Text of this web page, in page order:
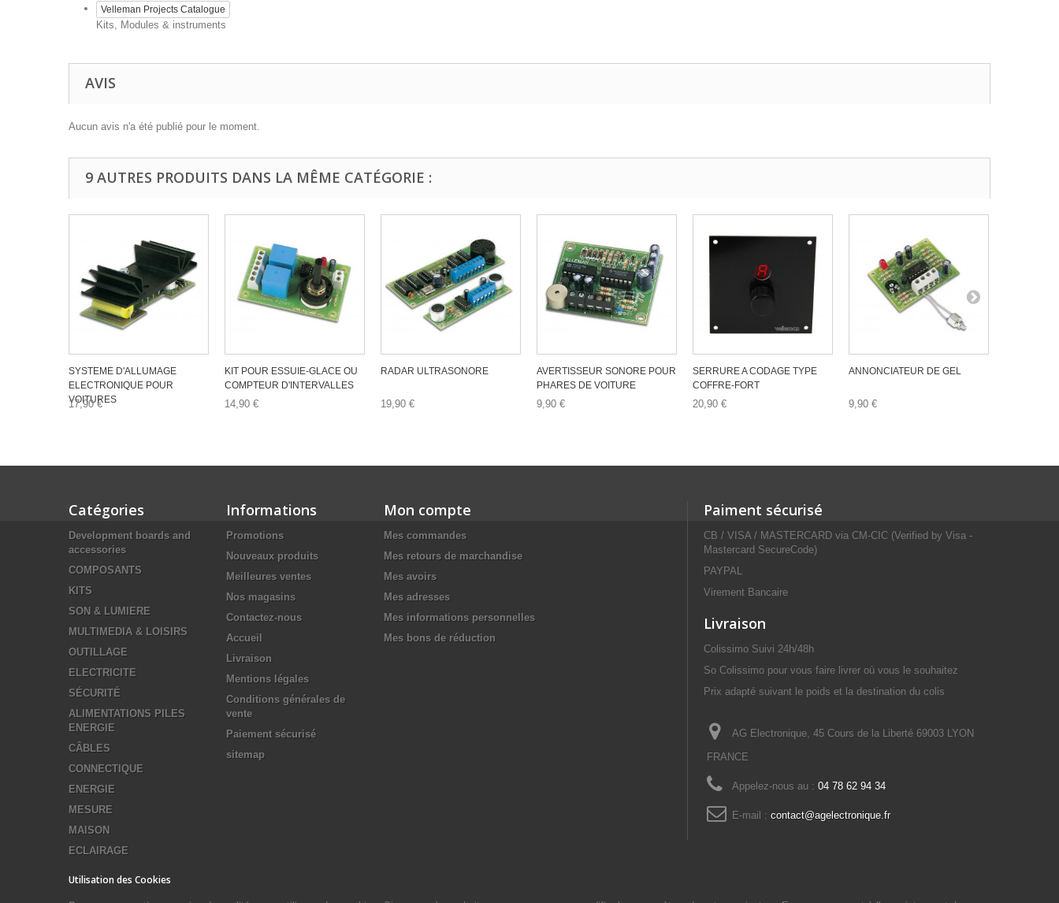
Velleman Projects Catalogue
Kits, Modules & instruments
AVIS
Aucun avis n'a été publié pour le moment.
9 AUTRES PRODUITS DANS LA MÊME CATÉGORIE :
SYSTEME D'ALLUMAGE
ELECTRONIQUE POUR
VOITURES
17,90 €
KIT POUR ESSUIE-GLACE OU
COMPTEUR D'INTERVALLES
14,90 €
RADAR ULTRASONORE
19,90 €
AVERTISSEUR SONORE POUR
PHARES DE VOITURE
9,90 €
SERRURE A CODAGE TYPE
COFFRE-FORT
20,90 €
ANNONCIATEUR DE GEL
9,90 €
Catégories
Development boards and
accessories
COMPOSANTS
KITS
SON & LUMIERE
MULTIMEDIA & LOISIRS
OUTILLAGE
ELECTRICITE
SÉCURITÉ
ALIMENTATIONS PILES
ENERGIE
CÂBLES
CONNECTIQUE
ENERGIE
MESURE
MAISON
ECLAIRAGE
Informations
Promotions
Nouveaux produits
Meilleures ventes
Nos magasins
Contactez-nous
Accueil
Livraison
Mentions légales
Conditions générales de
vente
Paiement sécurisé
sitemap
Mon compte
Mes commandes
Mes retours de marchandise
Mes avoirs
Mes adresses
Mes informations personnelles
Mes bons de réduction
Paiment sécurisé
CB / VISA / MASTERCARD via CM-CIC (Verified by Visa -
Mastercard SecureCode)
PAYPAL
Virement Bancaire
Livraison
Colissimo Suivi 24h/48h
So Colissimo pour vous faire livrer où vous le souhaitez
Prix adapté suivant le poids et la destination du colis
AG Electronique, 45 Cours de la Liberté 69003 LYON
FRANCE
Appelez-nous au : 04 78 62 94 34
E-mail : contact@agelectronique.fr
Utilisation des Cookies